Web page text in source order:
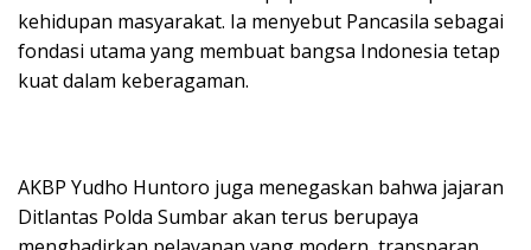
kehidupan masyarakat. Ia menyebut Pancasila sebagai
fondasi utama yang membuat bangsa Indonesia tetap
kuat dalam keberagaman.
AKBP Yudho Huntoro juga menegaskan bahwa jajaran
Ditlantas Polda Sumbar akan terus berupaya